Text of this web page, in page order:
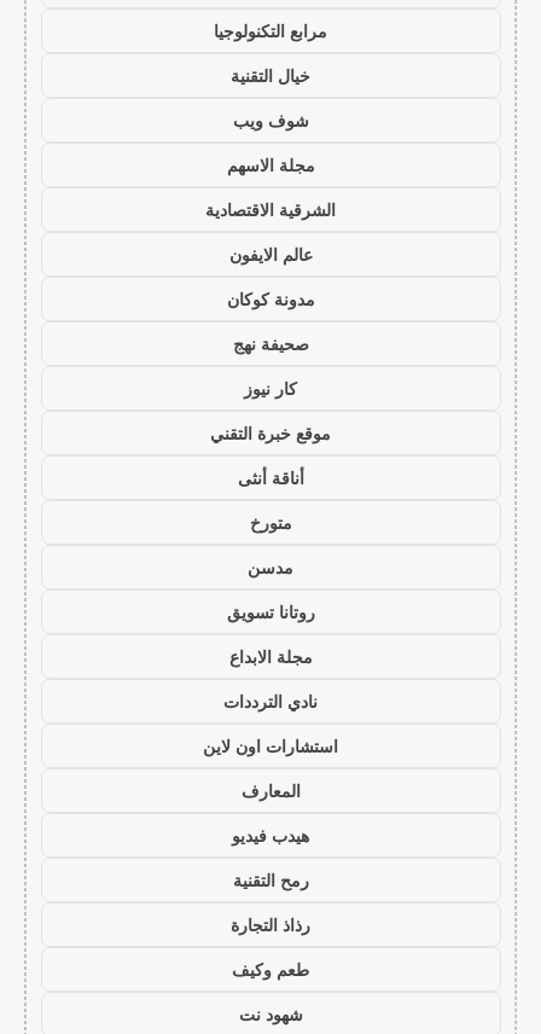
مرابع التكنولوجيا
خيال التقنية
شوف ويب
مجلة الاسهم
الشرقية الاقتصادية
عالم الايفون
مدونة كوكان
صحيفة نهج
كار نيوز
موقع خبرة التقني
أناقة أنثى
متورخ
مدسن
روتانا تسويق
مجلة الابداع
نادي الترددات
استشارات اون لاين
المعارف
هيدب فيديو
رمح التقنية
رذاذ التجارة
طعم وكيف
شهود نت